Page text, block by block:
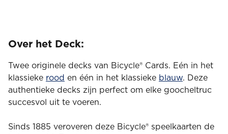
Over het Deck:
Twee originele decks van Bicycle® Cards. Eén in het
klassieke rood en één in het klassieke blauw. Deze
authentieke decks zijn perfect om elke goocheltruc
succesvol uit te voeren.
Sinds 1885 veroveren deze Bicycle® speelkaarten de